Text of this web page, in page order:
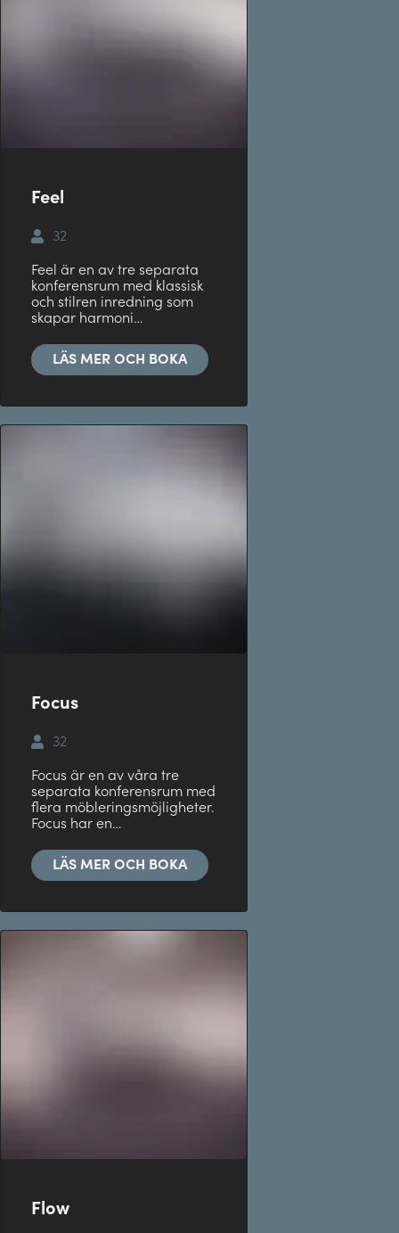
Feel
32
Feel är en av tre separata
konferensrum med klassisk
och stilren inredning som
skapar harmoni…
LÄS MER OCH BOKA
Focus
32
Focus är en av våra tre
separata konferensrum med
flera möbleringsmöjligheter.
Focus har en…
LÄS MER OCH BOKA
Flow